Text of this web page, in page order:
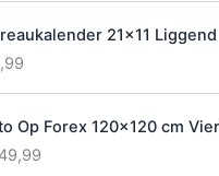
21x11 Liggend
Op Forex 120x120 cm